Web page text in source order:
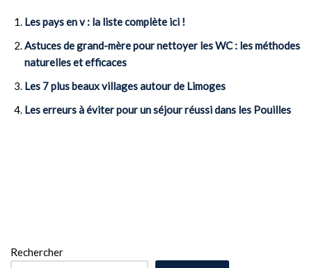
Les pays en v : la liste complète ici !
Astuces de grand-mère pour nettoyer les WC : les méthodes
naturelles et efficaces
Les 7 plus beaux villages autour de Limoges
Les erreurs à éviter pour un séjour réussi dans les Pouilles
Rechercher